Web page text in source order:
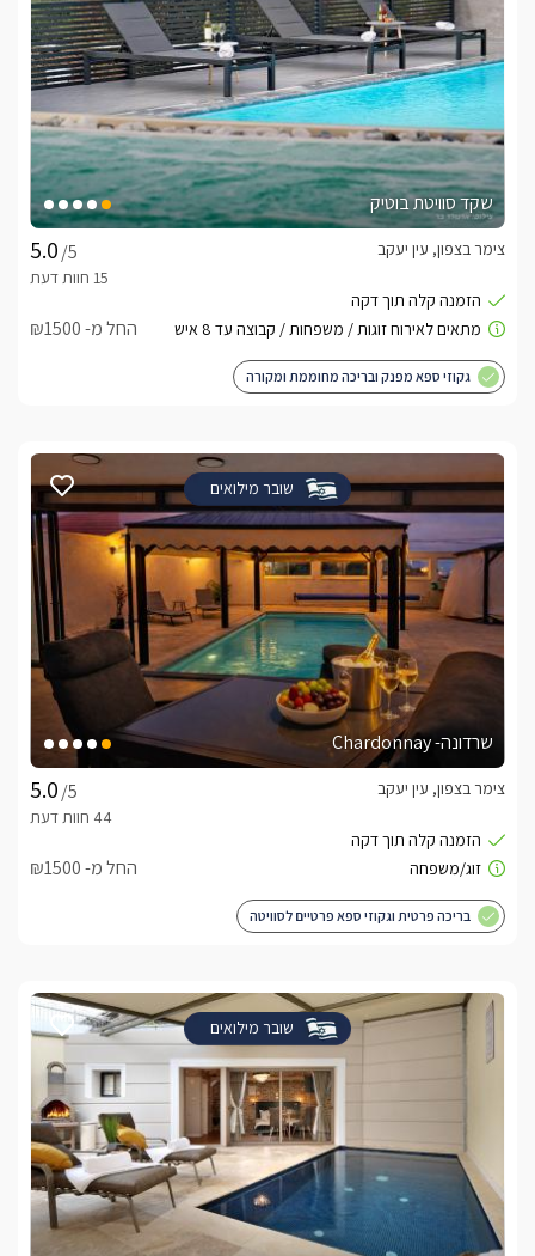
שקד סוויטת בוטיק
/5
צימר בצפון, עין יעקב
החל מ- ₪1500
גקוזי ספא מפנק ובריכה מחוממת ומקורה
שובר מילואים
שרדונה- Chardonnay
/5
צימר בצפון, עין יעקב
החל מ- ₪1500
בריכה פרטית וגקוזי ספא פרטיים לסוויטה
שובר מילואים